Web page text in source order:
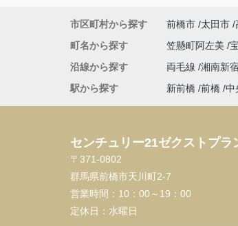
市区町村から探す 前橋市 太田市
町名から探す
笠懸町阿左美
沿線から探す
両毛線 湘南新
駅から探す
新前橋 前橋 中
センチュリー21ゼクストプラ
〒371-0802
群馬県前橋市天川町2-7
営業時間： 10：00～19：00
定休日： 水曜日